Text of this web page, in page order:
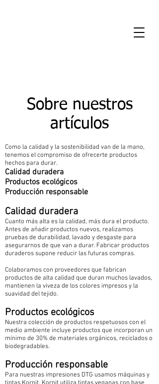
Sobre nuestros
artículos
Como la calidad y la sostenibilidad van de la mano,
tenemos el compromiso de ofrecerte productos
hechos para durar.
Calidad duradera
Productos ecológicos
Producción responsable
Calidad duradera
Cuanto más alta es la calidad, más dura el producto.
Antes de añadir productos nuevos, realizamos
pruebas de durabilidad, lavado y desgaste para
asegurarnos de que van a durar. Fabricar productos
duraderos supone reducir las futuras compras.
Colaboramos con proveedores que fabrican
productos de alta calidad que duran muchos lavados,
mantienen la viveza de los colores impresos y la
suavidad del tejido.
Productos ecológicos
Nuestra colección de productos respetuosos con el
medio ambiente incluye productos que incorporan un
mínimo de 30% de materiales orgánicos, reciclados o
biodegradables.
Producción responsable
Para nuestras impresiones DTG usamos máquinas y